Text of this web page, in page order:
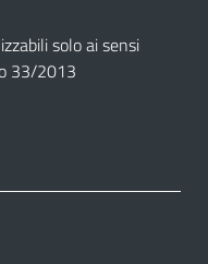
solo ai sensi
33/2013